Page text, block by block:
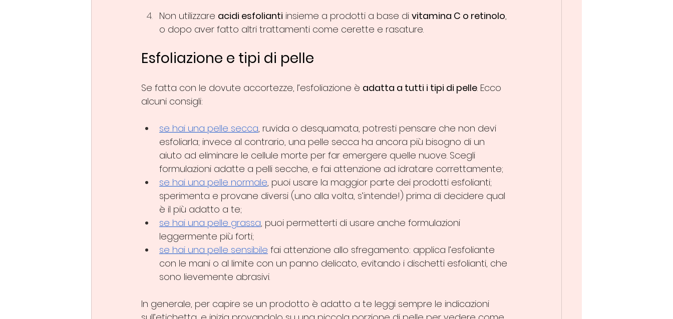
Non utilizzare acidi esfolianti insieme a prodotti a base di vitamina C o retinolo,
o dopo aver fatto altri trattamenti come cerette e rasature.
Esfoliazione e tipi di pelle
Se fatta con le dovute accortezze, l’esfoliazione è adatta a tutti i tipi di pelle. Ecco
alcuni consigli:
se hai una pelle secca, ruvida o desquamata, potresti pensare che non devi
esfoliarla; invece al contrario, una pelle secca ha ancora più bisogno di un
aiuto ad eliminare le cellule morte per far emergere quelle nuove. Scegli
formulazioni adatte a pelli secche, e fai attenzione ad idratare correttamente;
se hai una pelle normale, puoi usare la maggior parte dei prodotti esfolianti;
sperimenta e provane diversi (uno alla volta, s’intende!) prima di decidere qual
è il più adatto a te;
se hai una pelle grassa, puoi permetterti di usare anche formulazioni
leggermente più forti;
se hai una pelle sensibile fai attenzione allo sfregamento: applica l’esfoliante
con le mani o al limite con un panno delicato, evitando i dischetti esfolianti, che
sono lievemente abrasivi.
In generale, per capire se un prodotto è adatto a te leggi sempre le indicazioni